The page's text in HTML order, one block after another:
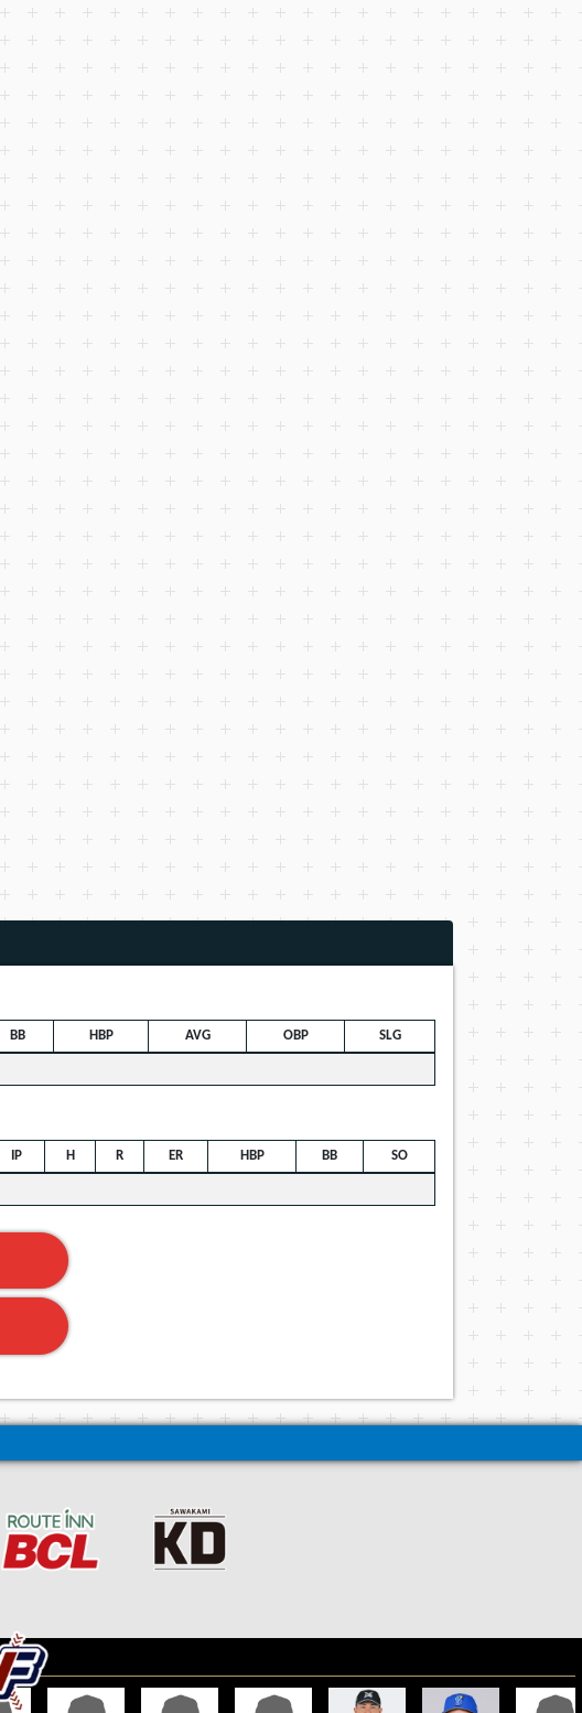
BB HBP AVG OBP SLG
IP H R ER HBP BB SO